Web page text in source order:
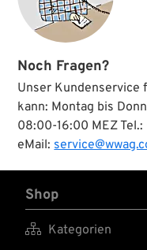
Noch Fragen?
Unser Kundenservice
kann: Montag bis
08:00-16:00 MEZ
eMail:
Shop
 Kategorien